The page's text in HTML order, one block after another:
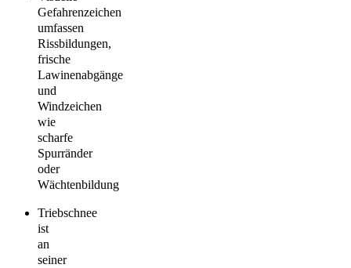
Gefahrenzeichen
umfassen
Rissbildungen,
frische
Lawinenabgänge
und
Windzeichen
wie
scharfe
Spurränder
oder
Wächtenbildung
Triebschnee
ist
an
seiner